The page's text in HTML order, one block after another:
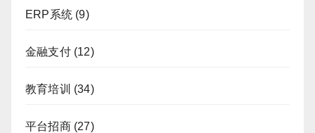
ERP系统 (9)
金融支付(12)
教育培训 (34)
平台招商(27)